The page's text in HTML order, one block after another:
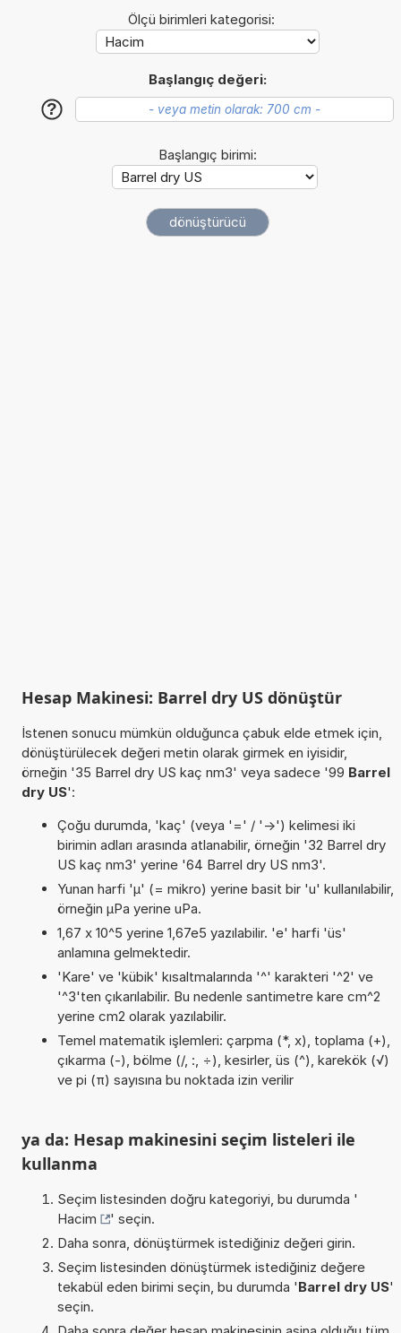
Ölçü birimleri kategorisi:
Başlangıç değeri:
?
Başlangıç birimi:
Hesap Makinesi: Barrel dry US dönüştür
İstenen sonucu mümkün olduğunca çabuk elde etmek için,
dönüştürülecek değeri metin olarak girmek en iyisidir,
örneğin '35 Barrel dry US kaç nm3' veya sadece '99 Barrel
dry US':
Çoğu durumda, 'kaç' (veya '=' / '->') kelimesi iki
birimin adları arasında atlanabilir, örneğin '32 Barrel dry
US kaç nm3' yerine '64 Barrel dry US nm3'.
Yunan harfi 'µ' (= mikro) yerine basit bir 'u' kullanılabilir,
örneğin µPa yerine uPa.
1,67 x 10^5 yerine 1,67e5 yazılabilir. 'e' harfi 'üs'
anlamına gelmektedir.
'Kare' ve 'kübik' kısaltmalarında '^' karakteri '^2' ve
'^3'ten çıkarılabilir. Bu nedenle santimetre kare cm^2
yerine cm2 olarak yazılabilir.
Temel matematik işlemleri: çarpma (*, x), toplama (+),
çıkarma (-), bölme (/, :, ÷), kesirler, üs (^), karekök (√)
ve pi (π) sayısına bu noktada izin verilir
ya da: Hesap makinesini seçim listeleri ile
kullanma
Seçim listesinden doğru kategoriyi, bu durumda '
Hacim
' seçin.
Daha sonra, dönüştürmek istediğiniz değeri girin.
Seçim listesinden dönüştürmek istediğiniz değere
tekabül eden birimi seçin, bu durumda 'Barrel dry US'
seçin.